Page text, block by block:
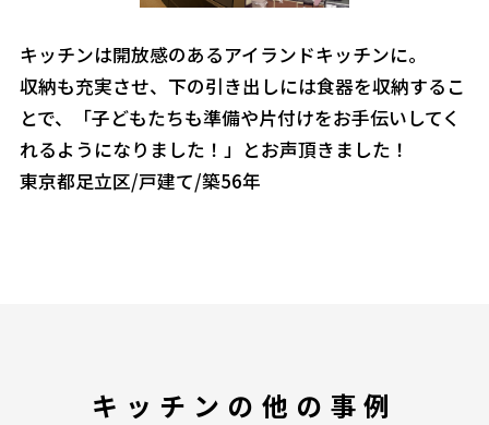
外装
キッチンは開放感のあるアイランドキッチンに。
収納も充実させ、下の引き出しには食器を収納するこ
とで、「子どもたちも準備や片付けをお手伝いしてく
れるようになりました！」とお声頂きました！
東京都足立区/戸建て/築56年
キッチンの他の事例